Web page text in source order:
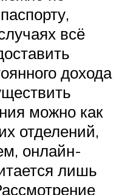
всё
дохода
можно как
отделений,
онлайн-
лишь